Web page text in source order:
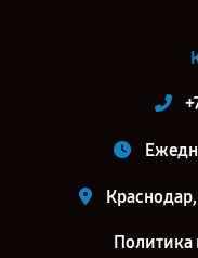
Политика